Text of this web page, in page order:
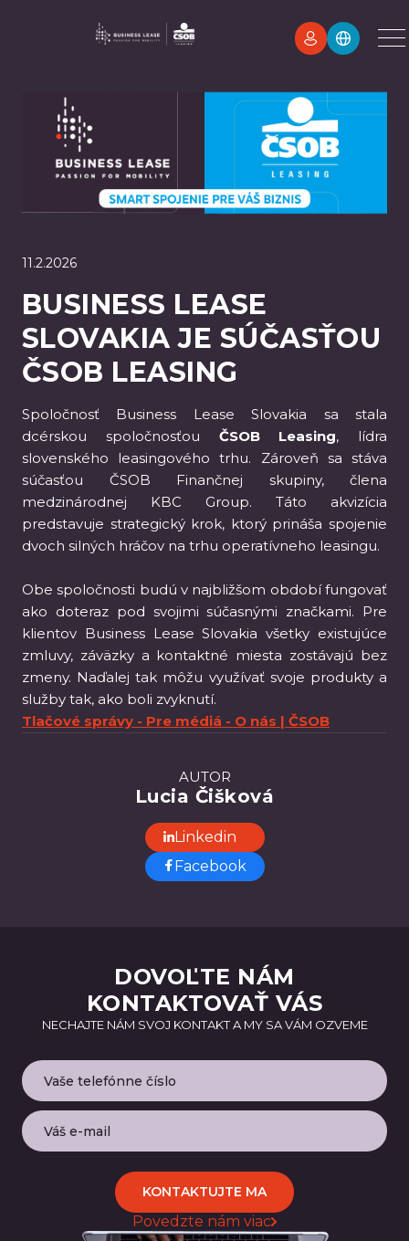
AUTOR
Lucia Čišková
Linkedin
Facebook
11.2.2026
BUSINESS LEASE
SLOVAKIA JE SÚČASŤOU
ČSOB LEASING
Spoločnosť Business Lease Slovakia sa stala
dcérskou spoločnosťou ČSOB Leasing, lídra
slovenského leasingového trhu. Zároveň sa stáva
súčasťou ČSOB Finančnej skupiny, člena
medzinárodnej KBC Group. Táto akvizícia
predstavuje strategický krok, ktorý prináša spojenie
dvoch silných hráčov na trhu operatívneho leasingu.
Obe spoločnosti budú v najbližšom období fungovať
ako doteraz pod svojimi súčasnými značkami. Pre
klientov Business Lease Slovakia všetky existujúce
zmluvy, záväzky a kontaktné miesta zostávajú bez
zmeny. Naďalej tak môžu využívať svoje produkty a
služby tak, ako boli zvyknutí.
Tlačové správy - Pre médiá - O nás | ČSOB
DOVOĽTE NÁM
KONTAKTOVAŤ VÁS
NECHAJTE NÁM SVOJ KONTAKT A MY SA VÁM OZVEME
Povedzte nám viac
KONTAKTUJTE MA